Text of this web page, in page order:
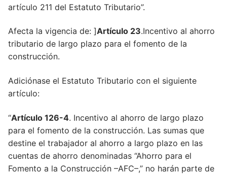
artículo 211 del Estatuto Tributario”.
Afecta la vigencia de: ]Artículo 23.Incentivo al ahorro
tributario de largo plazo para el fomento de la
construcción.
Adiciónase el Estatuto Tributario con el siguiente
artículo:
“Artículo 126-4. Incentivo al ahorro de largo plazo
para el fomento de la construcción. Las sumas que
destine el trabajador al ahorro a largo plazo en las
cuentas de ahorro denominadas “Ahorro para el
Fomento a la Construcción –AFC–,” no harán parte de